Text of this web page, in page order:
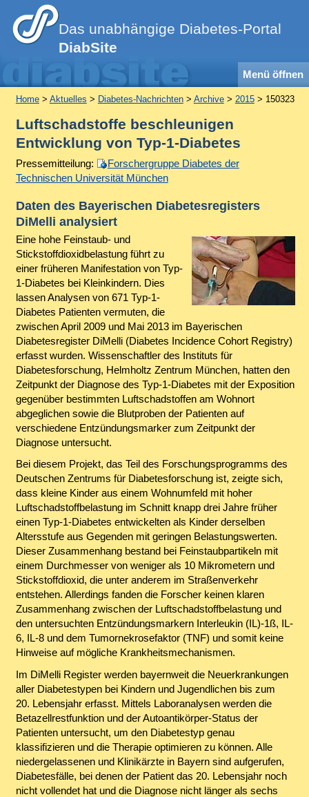
Das unabhängige Diabetes-Portal
DiabSite
Menü öffnen
Home> Aktuelles > Diabetes-Nachrichten> Archive> 2015> 150323
Luftschadstoffe beschleunigen
Entwicklung von Typ-1-Diabetes
Pressemitteilung:
Forschergruppe Diabetes der
Technischen Universität München
Daten des Bayerischen Diabetesregisters
DiMelli analysiert
Eine hohe Feinstaub- und
Stickstoffdioxidbelastung führt zu
einer früheren Manifestation von Typ-
1-Diabetes bei Kleinkindern. Dies
lassen Analysen von 671 Typ-1-
Diabetes Patienten vermuten, die
zwischen April 2009 und Mai 2013 im Bayerischen
Diabetesregister DiMelli (Diabetes Incidence Cohort Registry)
erfasst wurden. Wissenschaftler des Instituts für
Diabetesforschung, Helmholtz Zentrum München, hatten den
Zeitpunkt der Diagnose des Typ-1-Diabetes mit der Exposition
gegenüber bestimmten Luftschadstoffen am Wohnort
abgeglichen sowie die Blutproben der Patienten auf
verschiedene Entzündungsmarker zum Zeitpunkt der
Diagnose untersucht.
Bei diesem Projekt, das Teil des Forschungsprogramms des
Deutschen Zentrums für Diabetesforschung ist, zeigte sich,
dass kleine Kinder aus einem Wohnumfeld mit hoher
Luftschadstoffbelastung im Schnitt knapp drei Jahre früher
einen Typ-1-Diabetes entwickelten als Kinder derselben
Altersstufe aus Gegenden mit geringen Belastungswerten.
Dieser Zusammenhang bestand bei Feinstaubpartikeln mit
einem Durchmesser von weniger als 10 Mikrometern und
Stickstoffdioxid, die unter anderem im Straßenverkehr
entstehen. Allerdings fanden die Forscher keinen klaren
Zusammenhang zwischen der Luftschadstoffbelastung und
den untersuchten Entzündungsmarkern Interleukin (IL)-1ß, IL-
6, IL-8 und dem Tumornekrosefaktor (TNF) und somit keine
Hinweise auf mögliche Krankheitsmechanismen.
Im DiMelli Register werden bayernweit die Neuerkrankungen
aller Diabetestypen bei Kindern und Jugendlichen bis zum
20. Lebensjahr erfasst. Mittels Laboranalysen werden die
Betazellrestfunktion und der Autoantikörper-Status der
Patienten untersucht, um den Diabetestyp genau
klassifizieren und die Therapie optimieren zu können. Alle
niedergelassenen und Klinikärzte in Bayern sind aufgerufen,
Diabetesfälle, bei denen der Patient das 20. Lebensjahr noch
nicht vollendet hat und die Diagnose nicht länger als sechs